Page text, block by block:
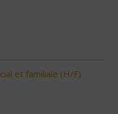
et familiale (H/F)